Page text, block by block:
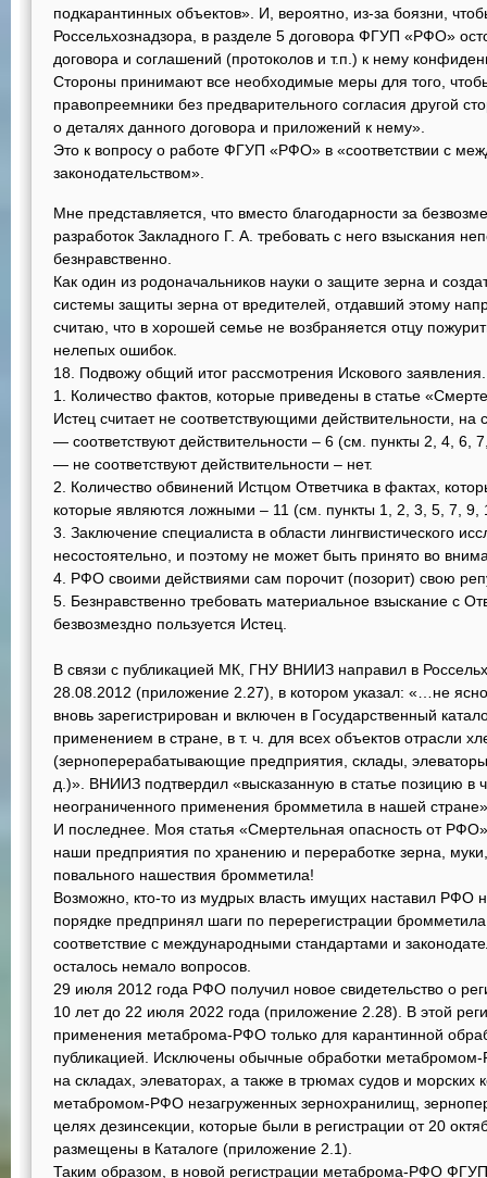
подкарантинных объектов». И, вероятно, из-за боязни,
Россельхознадзора, в разделе 5 договора ФГУП «РФО»
договора и соглашений (протоколов и т.п.) к нему
Стороны принимают все необходимые меры для того,
правопреемники без предварительного согласия другой
о деталях данного договора и приложений к нему».
Это к вопросу о работе ФГУП «РФО» в «соответствии с
законодательством».
Мне представляется, что вместо благодарности за
разработок Закладного Г. А. требовать с него взыскания
безнравственно.
Как один из родоначальников науки о защите зерна и
системы защиты зерна от вредителей, отдавший этому
считаю, что в хорошей семье не возбраняется отцу
нелепых ошибок.
18. Подвожу общий итог рассмотрения Искового заявления.
1. Количество фактов, которые приведены в статье
Истец считает не соответствующими действительности,
— соответствуют действительности – 6 (см. пункты 2, 4, 6,
— не соответствуют действительности – нет.
2. Количество обвинений Истцом Ответчика в фактах,
которые являются ложными – 11 (см. пункты 1, 2, 3, 5, 7, 9,
3. Заключение специалиста в области лингвистического
несостоятельно, и поэтому не может быть принято во
4. РФО своими действиями сам порочит (позорит) свою
5. Безнравственно требовать материальное взыскание с
безвозмездно пользуется Истец.
В связи с публикацией МК, ГНУ ВНИИЗ направил в
28.08.2012 (приложение 2.27), в котором указал: «…не
вновь зарегистрирован и включен в Государственный
применением в стране, в т. ч. для всех объектов отрасли
(зерноперерабатывающие предприятия, склады,
д.)». ВНИИЗ подтвердил «высказанную в статье позицию в
неограниченного применения бромметила в нашей
И последнее. Моя статья «Смертельная опасность от
наши предприятия по хранению и переработке зерна,
повального нашествия бромметила!
Возможно, кто-то из мудрых власть имущих наставил РФО
порядке предпринял шаги по перерегистрации
соответствие с международными стандартами и
осталось немало вопросов.
29 июля 2012 года РФО получил новое свидетельство о
10 лет до 22 июля 2022 года (приложение 2.28). В этой
применения метаброма-РФО только для карантинной
публикацией. Исключены обычные обработки
на складах, элеваторах, а также в трюмах судов и морских
метабромом-РФО незагруженных зернохранилищ,
целях дезинсекции, которые были в регистрации от 20
размещены в Каталоге (приложение 2.1).
Таким образом, в новой регистрации метаброма-РФО